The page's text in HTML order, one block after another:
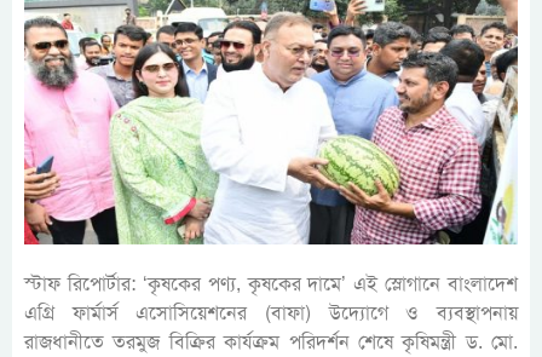
স্টাফ রিপোর্টার: ‘কৃষকের পণ্য, কৃষকের দামে’ এই স্লোগানে বাংলাদেশ
এগ্রি ফার্মার্স এসোসিয়েশনের (বাফা) উদ্যোগে ও ব্যবস্থাপনায়
রাজধানীতে তরমুজ বিক্রির কার্যক্রম পরিদর্শন শেষে কৃষিমন্ত্রী ড. মো.